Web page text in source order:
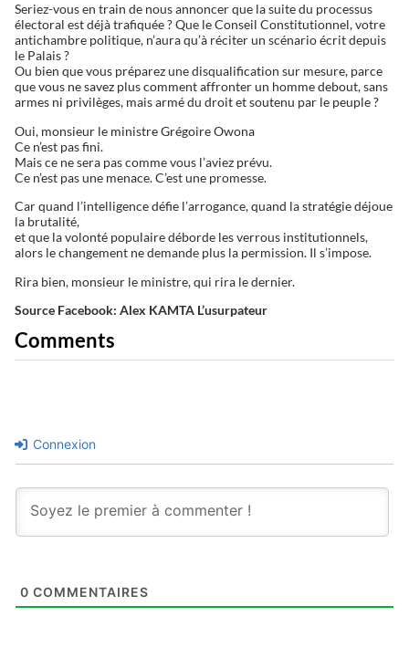
Seriez-vous en train de nous annoncer que la suite du processus
électoral est déjà trafiquée ? Que le Conseil Constitutionnel, votre
antichambre politique, n’aura qu’à réciter un scénario écrit depuis
le Palais ?
Ou bien que vous préparez une disqualification sur mesure, parce
que vous ne savez plus comment affronter un homme debout, sans
armes ni privilèges, mais armé du droit et soutenu par le peuple ?
Oui, monsieur le ministre Grégoire Owona
Ce n’est pas fini.
Mais ce ne sera pas comme vous l’aviez prévu.
Ce n’est pas une menace. C’est une promesse.
Car quand l’intelligence défie l’arrogance, quand la stratégie déjoue
la brutalité,
et que la volonté populaire déborde les verrous institutionnels,
alors le changement ne demande plus la permission. Il s’impose.
Rira bien, monsieur le ministre, qui rira le dernier.
Source Facebook: Alex KAMTA L’usurpateur
Comments
Connexion
0 COMMENTAIRES